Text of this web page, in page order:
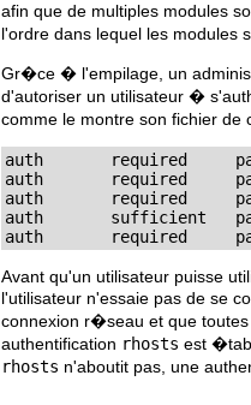
afin que de multiples modules
l'ordre dans lequel les
Gr�ce � l'empilage, un
d'autoriser un utilisateur �
comme le montre son fichier de
auth       required
auth       required
auth       required
auth       sufficient
auth       required
Avant qu'un utilisateur puisse
l'utilisateur n'essaie pas de se
connexion r�seau et que
authentification rhosts est
rhosts n'aboutit pas, une